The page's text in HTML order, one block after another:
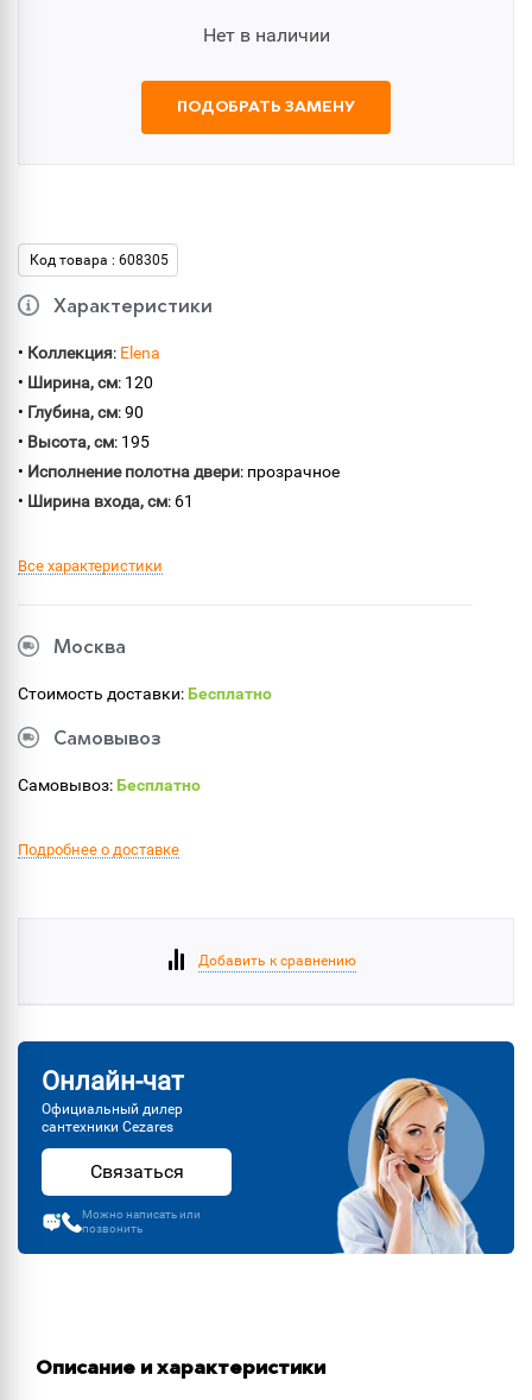
Нет в наличии
ПОДОБРАТЬ ЗАМЕНУ
Код товара : 608305
Характеристики
• Коллекция: Elena
• Ширина, см: 120
• Глубина, см: 90
• Высота, см: 195
• Исполнение полотна двери: прозрачное
• Ширина входа, см: 61
Все характеристики
Москва
Стоимость доставки:Бесплатно
Самовывоз
Самовывоз:Бесплатно
Подробнее о доставке
Добавить к сравнению
Онлайн-чат
Официальный дилер
сантехники Cezares
Связаться
Можно написать или
позвонить
Описание и характеристики